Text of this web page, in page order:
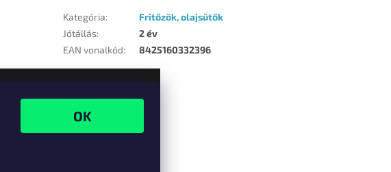
Kategória:
Fritőzök, olajsütők
Jótállás:
2 év
EAN vonalkód: 8425160332396